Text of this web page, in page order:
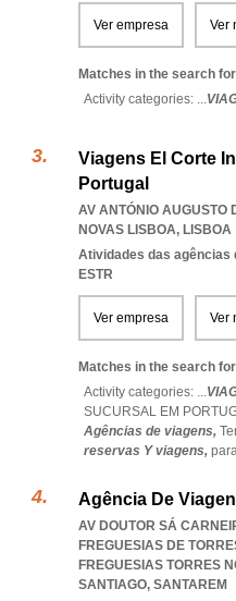
Ver empresa Ver
Matches in the search
Activity categories: ...
Viagens El Corte
Portugal
AV ANTÓNIO AUGUSTO
NOVAS LISBOA, LISBOA
Atividades das agências
ESTR
Ver empresa Ver
Matches in the search
Activity categories: ...
SUCURSAL EM
Agências de viagens,
reservas Y viagens,
Agência De
AV DOUTOR SÁ
FREGUESIAS DE
FREGUESIAS TORRES
SANTIAGO, SANTAREM